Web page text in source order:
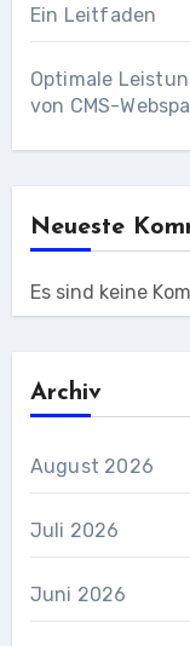
Ein Leitfaden
Optimale
von CMS-
Neueste
Es sind keine
Archiv
August 2026
Juli 2026
Juni 2026